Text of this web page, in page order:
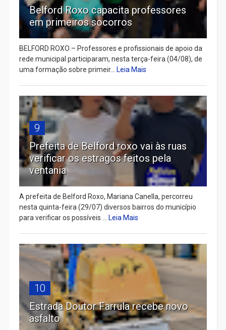
Belford Roxo capacita professores
em primeiros socorros
BELFORD ROXO – Professores e profissionais de apoio da
rede municipal participaram, nesta terça-feira (04/08), de
uma formação sobre primeir...
Leia Mais
9
Prefeita de Belford roxo vai às ruas
verificar os estragos feitos pela
ventania
A prefeita de Belford Roxo, Mariana Canella, percorreu
nesta quinta-feira (29/07) diversos bairros do município
para verificar os possíveis ...
Leia Mais
10
Estrada Doutor Farrula recebe novo
asfalto